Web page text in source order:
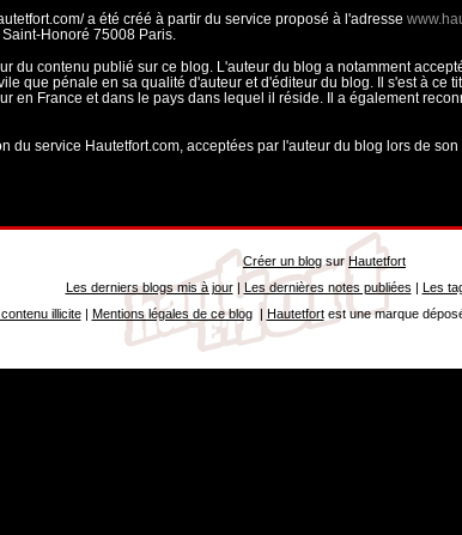
a été créé à partir du service proposé à l'adresse
Honoré 75008 Paris.
du contenu publié sur ce blog. L'auteur du blog a notamment
que pénale en sa qualité d'auteur et d'éditeur du blog. Il s'est à ce
en France et dans le pays dans lequel il réside. Il a également
du service Hautetfort.com, acceptées par l'auteur du blog lors de
Créer un blog surHautetfort
Les derniers blogs mis à jour| Les dernières notes publiées | Les
illicite| Mentions légales de ce blog| Hautetfortest une marque